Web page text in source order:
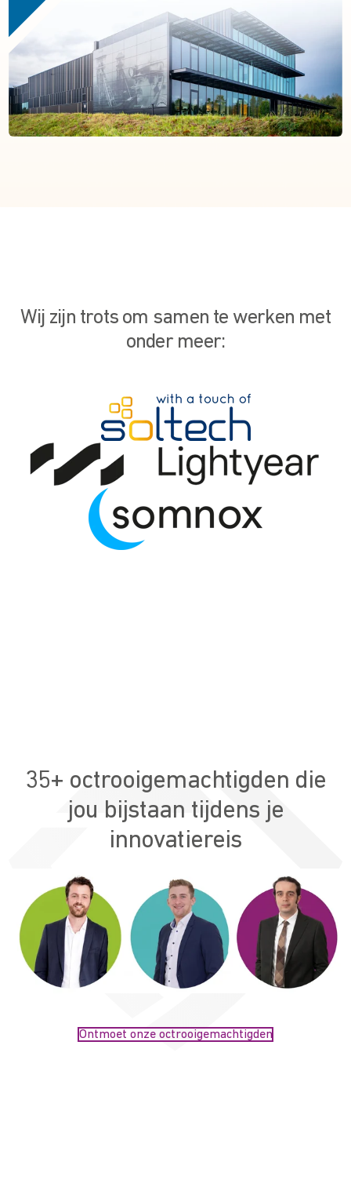
Wij zijn trots om samen te werken met
onder meer:
35+ octrooigemachtigden die
jou bijstaan tijdens je
innovatiereis
Ontmoet onze octrooigemachtigden